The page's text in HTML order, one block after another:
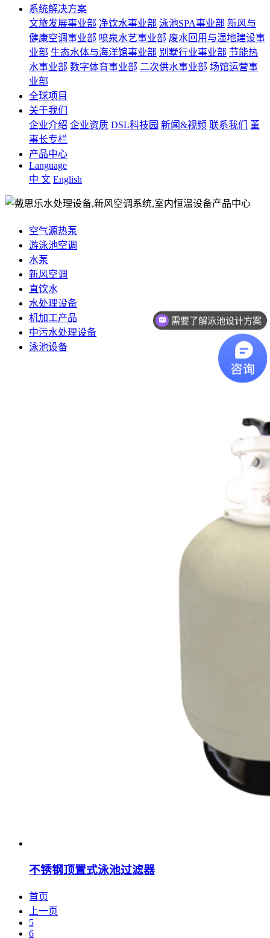
系统解决方案
文旅发展事业部 净饮水事业部 泳池SPA事业部 新风与
健康空调事业部 喷泉水艺事业部 废水回用与湿地建设事
业部 生态水体与海洋馆事业部 别墅行业事业部 节能热
水事业部 数字体育事业部 二次供水事业部 场馆运营事
业部
全球项目
关于我们
企业介绍 企业资质 DSL科技园 新闻&视频 联系我们
董
事长专栏
产品中心
Language
中 文 English
空气源热泵
游泳池空调
水泵
新风空调
直饮水
水处理设备
机加工产品
中污水处理设备
泳池设备
不锈钢顶置式泳池过滤器
首页
上一页
5
6
需要了解泳池设计方案
想了解游泳池设备？